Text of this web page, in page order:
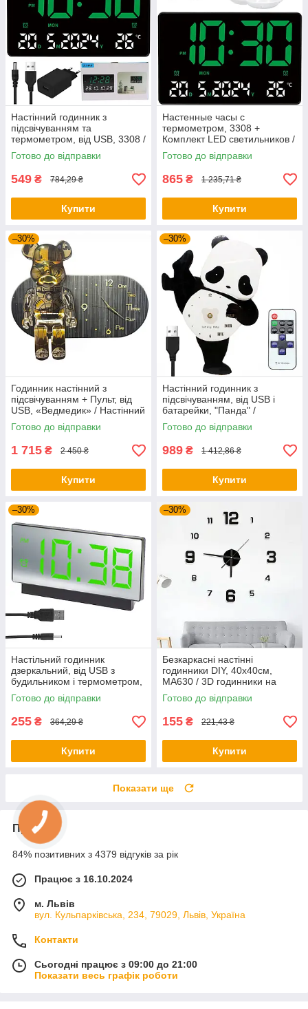
Настінний годинник з
підсвічуванням та
термометром, від USB, 3308 /
Електронний годинник на
стіну / Будильник
Готово до відправки
549 ₴ 784,29 ₴
Купити
Настенные часы с
термометром, 3308 +
Комплект LED светильников /
Электронные часы на стену /
Будильник
Готово до відправки
865 ₴ 1 235,71 ₴
Купити
–30%
Годинник настінний з
підсвічуванням + Пульт, від
USB, «Ведмедик» / Настінний
годинник / Годинники на стіну
/ Дизайнерський годинни
Готово до відправки
1 715 ₴ 2 450 ₴
Купити
–30%
Настінний годинник з
підсвічуванням, від USB і
батарейки, "Панда" /
Настінний годинник з LED
підсвічуванням / Годинник на
стіну
Готово до відправки
989 ₴ 1 412,86 ₴
Купити
–30%
Настільний годинник
дзеркальний, від USB з
будильником і термометром,
VST-897-4, Зелений /
Електронний LED годинник
Готово до відправки
255 ₴ 364,29 ₴
Купити
–30%
Безкаркасні настінні
годинники DIY, 40х40см,
MA630 / 3D годинники на
стіну / Годинники настінні /
Настінні 3Д годинники
Готово до відправки
155 ₴ 221,43 ₴
Купити
Показати ще
Про нас
84% позитивних з 4379 відгуків за рік
Працює з 16.10.2024
м. Львів
вул. Кульпарківська, 234, 79029, Львів, Україна
Контакти
Сьогодні працює з 09:00 до 21:00
Показати весь графік роботи